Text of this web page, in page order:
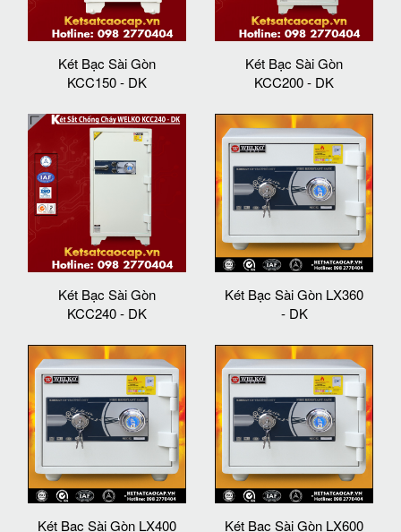
Két Bạc Sài Gòn
KCC150 - DK
Két Bạc Sài Gòn
KCC200 - DK
Két Bạc Sài Gòn
KCC240 - DK
Két Bạc Sài Gòn LX360
- DK
Két Bạc Sài Gòn LX400
Két Bạc Sài Gòn LX600